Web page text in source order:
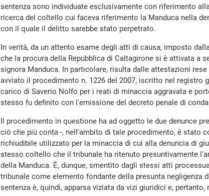
sentenza sono individuate esclusivamente con riferimento
ricerca del coltello cui faceva riferimento la Manduca nella
con il quale il delitto sarebbe stato perpetrato.
In verità, da un attento esame degli atti di causa, imposto
che la procura della Repubblica di Caltagirone si è attivata a
signora Manduca. In particolare, risulta dalle attestazioni
avviato il procedimento n. 1226 del 2007, iscritto nel registro
carico di Saverio Nolfo per i reati di minaccia aggravata e
stesso fu definito con l'emissione del decreto penale di
Il procedimento in questione ha ad oggetto le due denunce
ciò che più conta -, nell'ambito di tale procedimento, è stato
richiudibile utilizzato per la minaccia di cui alla denuncia di
stesso coltello che il tribunale ha ritenuto presuntivamente
della Manduca. È, dunque, smentito dagli stessi atti
tribunale come elemento fondante della presunta negligenza
sentenza è, quindi, apparsa viziata da vizi giuridici e,